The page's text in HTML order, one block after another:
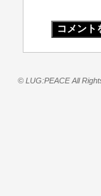
© LUG:PEACE All